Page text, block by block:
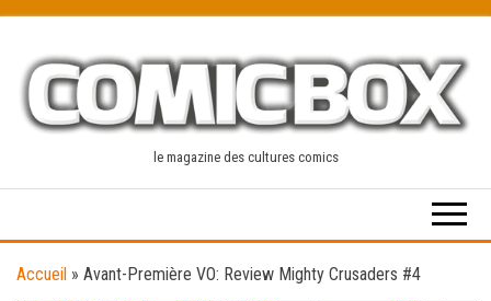
content
le magazine des cultures comics
Accueil » Avant-Première VO: Review Mighty Crusaders #4